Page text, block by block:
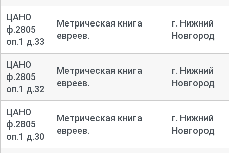
ЦАНО
ф.2805
оп.1 д.33
Метрическая книга
евреев.
г. Нижний
Новгород
ЦАНО
ф.2805
оп.1 д.32
Метрическая книга
евреев.
г. Нижний
Новгород
ЦАНО
ф.2805
оп.1 д.30
Метрическая книга
евреев.
г. Нижний
Новгород